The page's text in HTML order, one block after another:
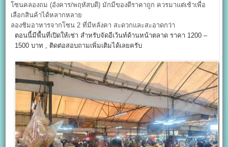
โซนคลองถม (อังคาร/พฤหัสบดี) มักมีของดีราคาถูก ควรมาแต่เช้าเพื่อ
เลือกสินค้าได้หลากหลาย
ลองชิมอาหารจากโซน 2 ที่มีหลังคา สะดวกและสะอาดกว่า
ตอนนี้มีพื้นที่เปิดให้เช่า สำหรับจัดอีเว้นท์ด้านหน้าตลาด ราคา 1200 –
1500 บาท , ติดต่อสอบถามเพิ่มเติมได้เลยครับ